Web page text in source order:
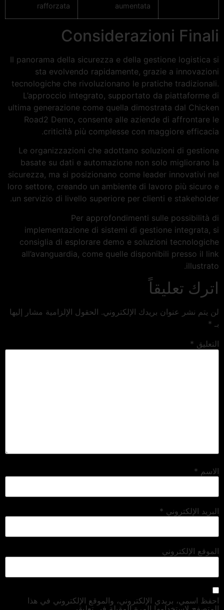
aumentata
rafforzata
Considerazioni Finali
Il panorama della sicurezza e della gestione logistica si
sta evolvendo rapidamente, grazie a innovazioni
tecnologiche che rivoluzionano le pratiche tradizionali.
L’approccio integrato, supportato da piattaforme di
ultima generazione come quella dimostrata dal Chicken
Road2 Demo, consente alle aziende di affrontare le
criticità più complesse con maggiore efficacia.
Le organizzazioni che adottano soluzioni di gestione
basate su dati e automazione non solo migliorano la
sicurezza, ma si posizionano come leader innovativi nel
loro settore, creando un ambiente di lavoro più sicuro e
un servizio di livello superiore per clienti e stakeholder.
Per approfondimenti sulle possibilità di
implementazione di sistemi di gestione integrata, si
consiglia di esplorare demo e soluzioni tecnologiche
all’avanguardia, come quelle disponibili presso il link
illustrato.
اترك تعليقاً
لن يتم نشر عنوان بريدك الإلكتروني. الحقول الإلزامية مشار إليها
بـ *
التعليق *
الاسم *
البريد الإلكتروني *
الموقع الإلكتروني
احفظ اسمي، بريدي الإلكتروني، والموقع الإلكتروني في هذا